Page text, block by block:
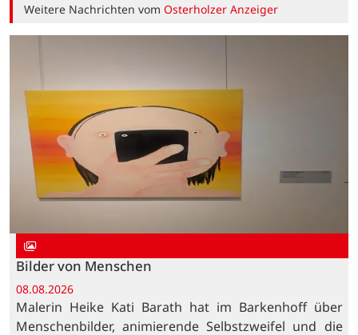
Weitere Nachrichten vomOsterholzer Anzeiger
Bilder von Menschen
08.08.2026
Malerin Heike Kati Barath hat im Barkenhoff über
Menschenbilder, animierende Selbstzweifel und die